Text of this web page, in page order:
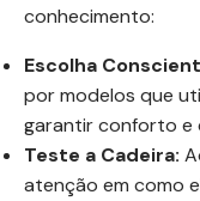
conhecimento:
Escolha
por modelos que
garantir conforto e
Teste a Cadeira:
atenção em como